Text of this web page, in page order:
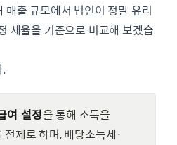
매출 규모에서 법인이 정말 유리
세율을 기준으로 비교해 보겠습
.
여 설정을 통해 소득을
제로 하며, 배당소득세·